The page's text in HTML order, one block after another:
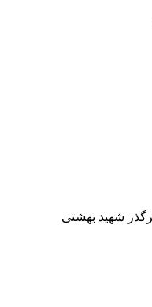
شهید بهشتى